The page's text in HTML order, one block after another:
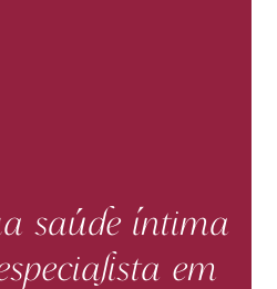
saúde íntima
em